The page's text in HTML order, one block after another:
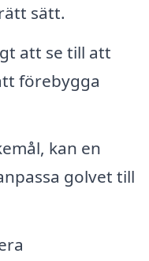
sätt.
att se till att
förebygga
kan en
golvet till